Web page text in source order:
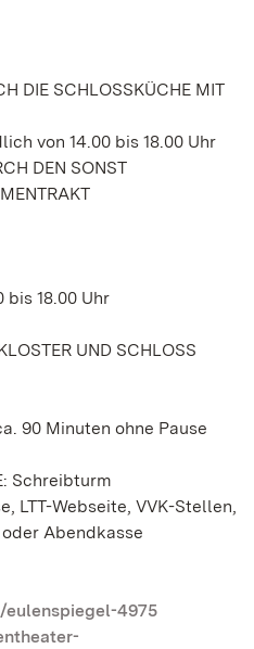
DIE SCHLOSSKÜCHE MIT
von 14.00 bis 18.00 Uhr
DEN SONST
bis 18.00 Uhr
UND SCHLOSS
90 Minuten ohne Pause
Schreibturm
LTT-Webseite, VVK-Stellen,
Abendkasse
4975